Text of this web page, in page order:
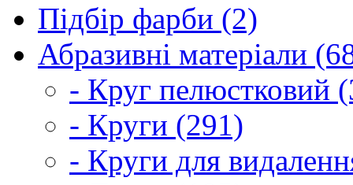
Підбір фарби (2)
Абразивні матеріали
- Круг пелюстковий
- Круги (291)
- Круги для